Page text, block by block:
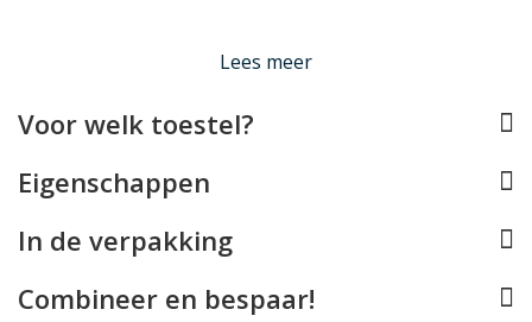
Alcantara MagSafe Walletbeschikbaar!
Dit Alcantara iPhone hoesje van Alcanside werd speciaal
gegoten om het toestel. Hierbij is rekening gehouden
De case is bovendien voorzien van een geïntegreerde
Lees meer
Voor welk toestel?
Eigenschappen
In de verpakking
Combineer en bespaar!